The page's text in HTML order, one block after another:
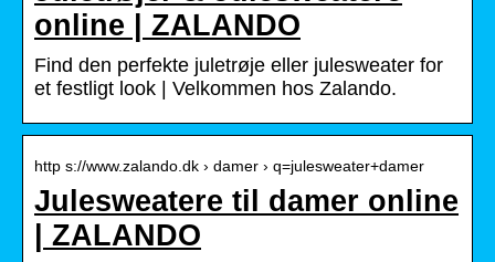
online | ZALANDO
Find den perfekte juletrøje eller julesweater for
et festligt look | Velkommen hos Zalando.
http s://www.zalando.dk › damer › q=julesweater+damer
Julesweatere til damer online
| ZALANDO